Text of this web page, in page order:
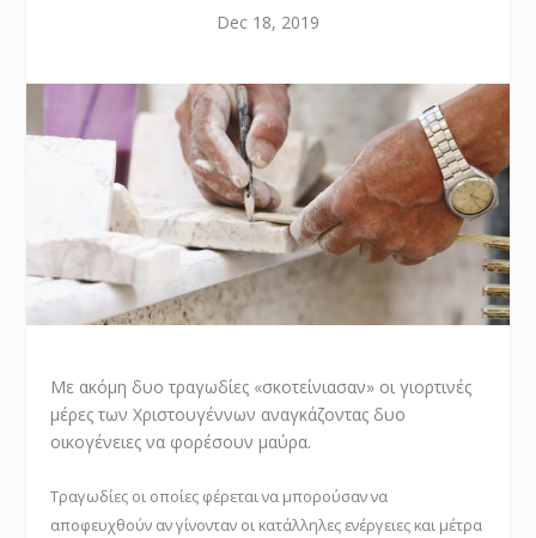
Dec 18, 2019
Με ακόμη δυο τραγωδίες «σκοτείνιασαν» οι γιορτινές
μέρες των Χριστουγέννων αναγκάζοντας δυο
οικογένειες να φορέσουν μαύρα.
Τραγωδίες οι οποίες φέρεται να μπορούσαν να
αποφευχθούν αν γίνονταν οι κατάλληλες ενέργειες και μέτρα